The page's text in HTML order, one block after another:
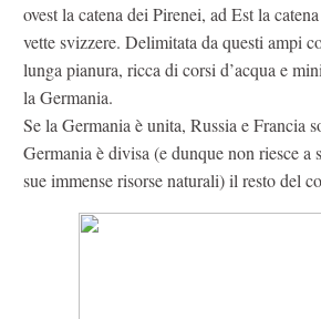
ovest la catena dei Pirenei, ad Est la
vette svizzere. Delimitata da questi ampi
lunga pianura, ricca di corsi d’acqua e
la Germania.
Se la Germania è unita, Russia e Francia
Germania è divisa (e dunque non riesce a
sue immense risorse naturali) il resto del